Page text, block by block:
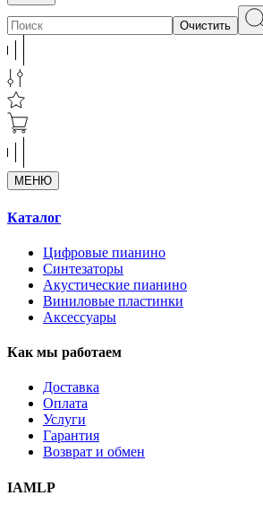
Очистить
МЕНЮ
Каталог
Цифровые пианино
Синтезаторы
Акустические пианино
Виниловые пластинки
Аксессуары
Как мы работаем
Доставка
Оплата
Услуги
Гарантия
Возврат и обмен
IAMLP